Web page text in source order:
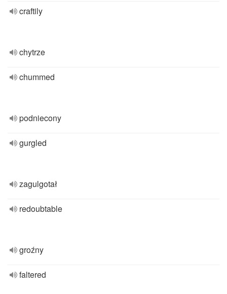
craftily
chytrze
chummed
podniecony
gurgled
zagulgotał
redoubtable
groźny
faltered